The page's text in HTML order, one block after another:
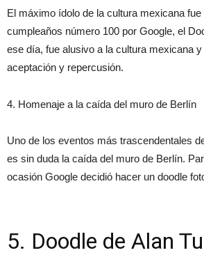
El máximo ídolo de la cultura mexicana
cumpleaños número 100 por Google, el
ese día, fue alusivo a la cultura mexicana
aceptación y repercusión.
4. Homenaje a la caída del muro de Berlín
Uno de los eventos más trascendentales
es sin duda la caída del muro de Berlín.
ocasión Google decidió hacer un doodle
5. Doodle de Alan